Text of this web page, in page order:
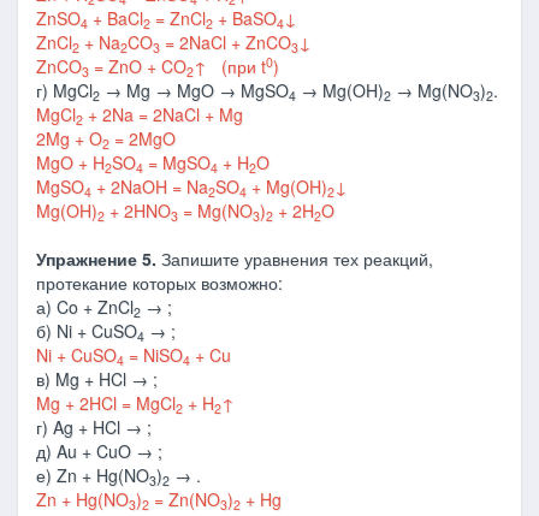
ZnSO4 + BaCl2 = ZnCl2 + BaSO4↓
ZnCl2 + Na2CO3 = 2NaCl + ZnCO3↓
ZnCO3 = ZnO + CO2↑ (при t0)
г) MgCl2 → Mg → MgO → MgSO4 → Mg(OH)2 → Mg(NO3)2.
MgCl2 + 2Na = 2NaCl + Mg
2Mg + O2 = 2MgO
MgO + H2SO4 = MgSO4 + H2O
MgSO4 + 2NaOH = Na2SO4 + Mg(OH)2↓
Mg(OH)2 + 2HNO3 = Mg(NO3)2 + 2H2O
Упражнение 5. Запишите уравнения тех реакций,
протекание которых возможно:
а) Co + ZnCl2 → ;
б) Ni + CuSO4 → ;
Ni + CuSO4 = NiSO4 + Cu
в) Mg + HCl → ;
Mg + 2HCl = MgCl2 + H2↑
г) Ag + HCl → ;
д) Au + CuO → ;
е) Zn + Hg(NO3)2 → .
Zn + Hg(NO3)2 = Zn(NO3)2 + Hg